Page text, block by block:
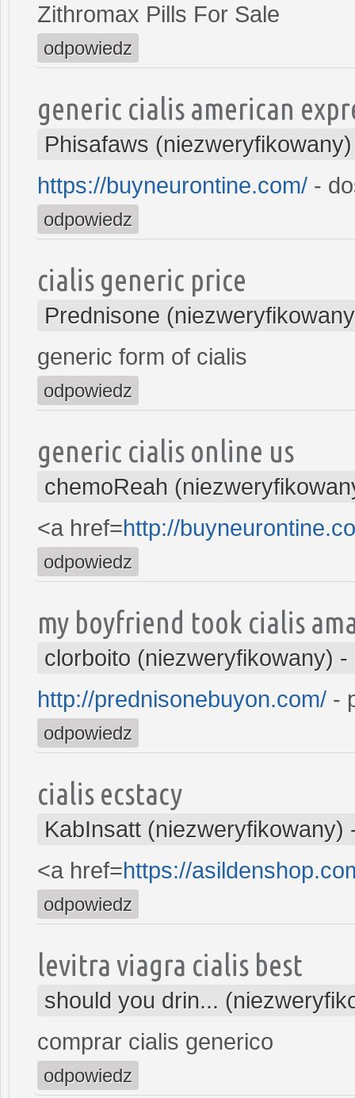
Zithromax Pills For Sale
odpowiedz
generic cialis american
Phisafaws (niezweryfikowany)
https://buyneurontine.com/ -
odpowiedz
cialis generic price
Prednisone
generic form of cialis
odpowiedz
generic cialis online us
chemoReah
<a href=http://
odpowiedz
my boyfriend took cialis
clorboito (niezweryfikowany) -
http://prednisonebuyon.com/ -
odpowiedz
cialis ecstacy
KabInsatt (niezweryfikowany)
<a href=https://
odpowiedz
levitra viagra cialis best
should you drin...
comprar cialis generico
odpowiedz